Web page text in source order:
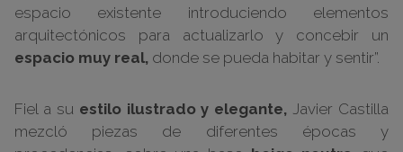
espacio existente introduciendo elementos
arquitectónicos para actualizarlo y concebir un
espacio muy real, donde se pueda habitar y sentir”.
Fiel a su estilo ilustrado y elegante, Javier Castilla
mezcló piezas de diferentes épocas y